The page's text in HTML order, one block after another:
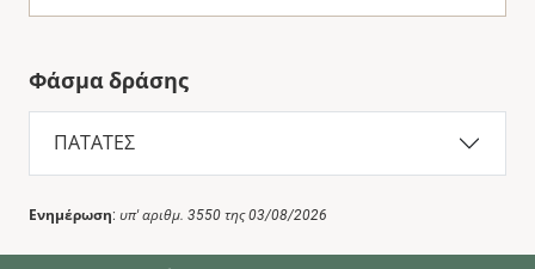
Φάσμα δράσης
ΠΑΤΑΤΕΣ
Ενημέρωση: υπ' αριθμ. 3550 της 03/08/2026